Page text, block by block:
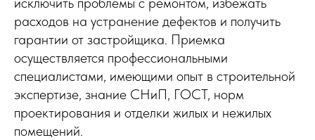
расходов на устранение дефектов и получить
гарантии от застройщика. Приемка
осуществляется профессиональными
специалистами, имеющими опыт в строительной
экспертизе, знание СНиП, ГОСТ, норм
проектирования и отделки жилых и нежилых
помещений.